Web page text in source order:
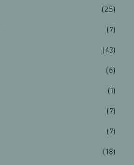
(25)
(7)
(43)
(6)
(1)
(7)
(7)
(18)